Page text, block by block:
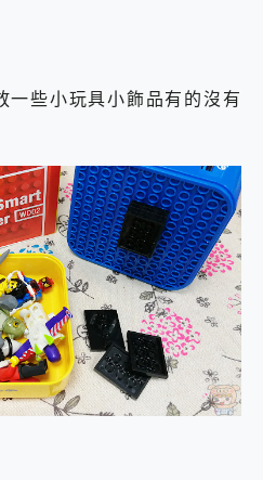
一些小玩具小飾品有的沒有